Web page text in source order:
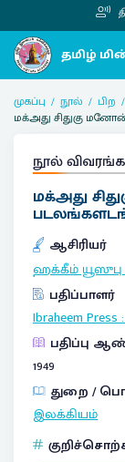
முகப்பு நூல்
பிற
மக்அது சிதுகு
நூல்
மக்அது
ஆசிரியர்
ஹக்கீம்
பதிப்பாளர்
Ibraheem Press
பதிப்பு
1949
துறை /
இலக்கியம்